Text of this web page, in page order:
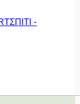
ΣΠΙΤΙ -